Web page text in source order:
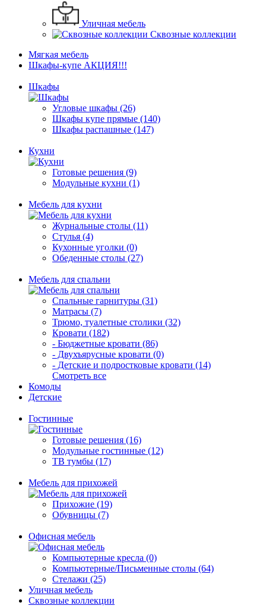
Уличная мебель
Сквозные коллекции
Мягкая мебель
Шкафы-купе АКЦИЯ!!!
Шкафы
Угловые шкафы (26)
Шкафы купе прямые (140)
Шкафы распашные (147)
Кухни
Готовые решения (9)
Модульные кухни (1)
Мебель для кухни
Журнальные столы (11)
Стулья (4)
Кухонные уголки (0)
Обеденные столы (27)
Мебель для спальни
Спальные гарнитуры (31)
Матрасы (7)
Трюмо, туалетные столики (32)
Кровати (182)
- Бюджетные кровати (86)
- Двухъярусные кровати (0)
- Детские и подростковые кровати (14)
Смотреть все
Комоды
Детские
Гостинные
Готовые решения (16)
Модульные гостинные (12)
ТВ тумбы (17)
Мебель для прихожей
Прихожие (19)
Обувницы (7)
Офисная мебель
Компьютерные кресла (0)
Компьютерные/Письменные столы (64)
Стелажи (25)
Уличная мебель
Сквозные коллекции